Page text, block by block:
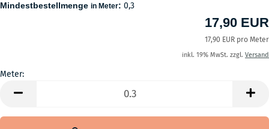
Mindestbestellmenge in Meter: 0,3
17,90 EUR
17,90 EUR pro Meter
inkl. 19% MwSt. zzgl. Versand
Meter: